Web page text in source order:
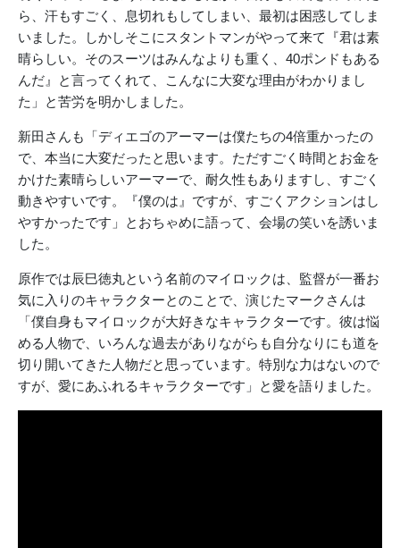
ら、汗もすごく、息切れもしてしまい、最初は困惑してしま
いました。しかしそこにスタントマンがやって来て『君は素
晴らしい。そのスーツはみんなよりも重く、40ポンドもある
んだ』と言ってくれて、こんなに大変な理由がわかりまし
た」と苦労を明かしました。
新田さんも「ディエゴのアーマーは僕たちの4倍重かったの
で、本当に大変だったと思います。ただすごく時間とお金を
かけた素晴らしいアーマーで、耐久性もありますし、すごく
動きやすいです。『僕のは』ですが、すごくアクションはし
やすかったです」とおちゃめに語って、会場の笑いを誘いま
した。
原作では辰巳徳丸という名前のマイロックは、監督が一番お
気に入りのキャラクターとのことで、演じたマークさんは
「僕自身もマイロックが大好きなキャラクターです。彼は悩
める人物で、いろんな過去がありながらも自分なりにも道を
切り開いてきた人物だと思っています。特別な力はないので
すが、愛にあふれるキャラクターです」と愛を語りました。